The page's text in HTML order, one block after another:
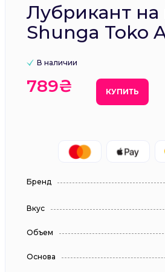
Лубрикант
Shunga Toko
В наличии
789₴ КУПИТЬ
Бренд
Вкус
Объем
Основа